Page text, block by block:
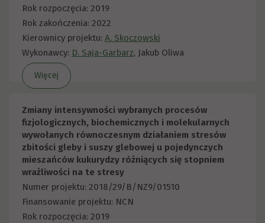
Rok rozpoczęcia: 2019
Rok zakończenia: 2022
Kierownicy projektu: A. Skoczowski
Wykonawcy: D. Saja-Garbarz, Jakub Oliwa
Więcej
Zmiany intensywności wybranych procesów
fizjologicznych, biochemicznych i molekularnych
wywołanych równoczesnym działaniem stresów
zbitości gleby i suszy glebowej u pojedynczych
mieszańców kukurydzy różniących się stopniem
wrażliwości na te stresy
Numer projektu: 2018/29/B/NZ9/01510
Finansowanie projektu: NCN
Rok rozpoczęcia: 2019